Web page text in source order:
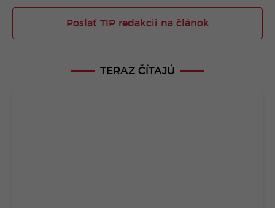
Poslať TIP redakcii na článok
TERAZ ČÍTAJÚ